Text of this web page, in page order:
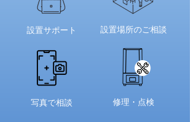
​設置サポート
写真で相談
設置場所のご相談
修理・点検